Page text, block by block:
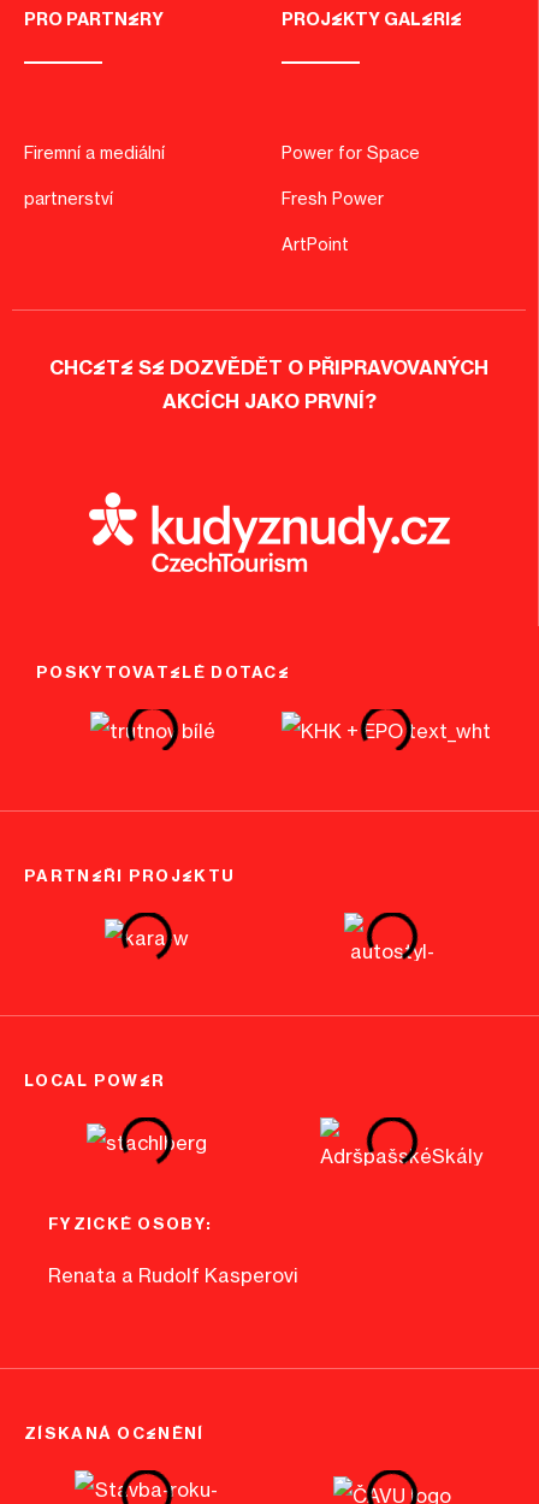
PRO PARTNERY
Firemní a mediální
partnerství
PROJEKTY GALERIE
Power for Space
Fresh Power
ArtPoint
CHCETE SE DOZVĚDĚT O PŘIPRAVOVANÝCH
AKCÍCH JAKO PRVNÍ?
POSKYTOVATELÉ DOTACE
PARTNEŘI PROJEKTU
LOCAL POWER
FYZICKÉ OSOBY:
Renata a Rudolf Kasperovi
ZÍSKANÁ OCENĚNÍ